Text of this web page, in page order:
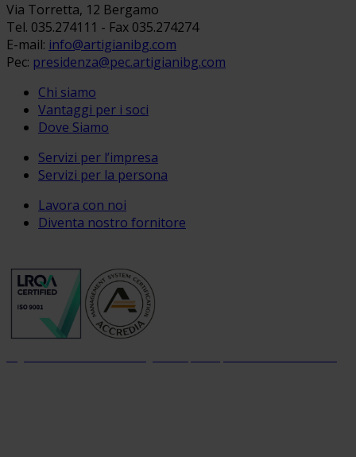
Via Torretta, 12 Bergamo
Tel. 035.274111 - Fax 035.274274
E-mail: info@artigianibg.com
Pec: presidenza@pec.artigianibg.com
Chi siamo
Vantaggi per i soci
Dove Siamo
Servizi per l’impresa
Servizi per la persona
Lavora con noi
Diventa nostro fornitore